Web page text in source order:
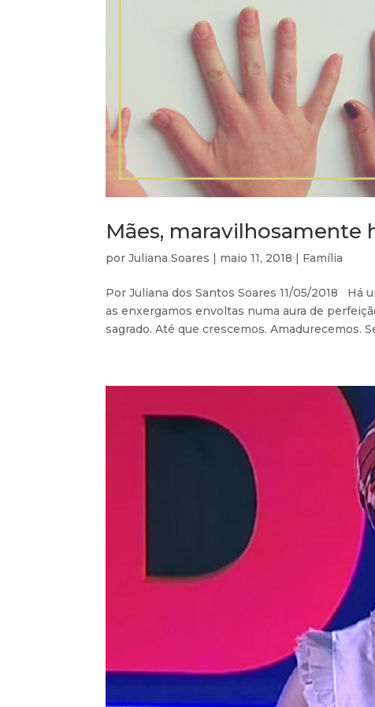
Mães, maravilhosamente
porJuliana Soares | maio 11, 2018 | Família
Por Juliana dos Santos Soares 11/05/2018 Há
as enxergamos envoltas numa aura de
sagrado. Até que crescemos. Amadurecemos.